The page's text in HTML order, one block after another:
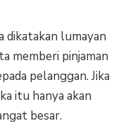
dikatakan lumayan
memberi pinjaman
pelanggan. Jika
itu hanya akan
besar.